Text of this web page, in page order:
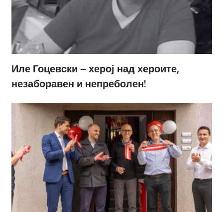
Иле Гоцевски – херој над хероите,
незаборавен и непреболен!